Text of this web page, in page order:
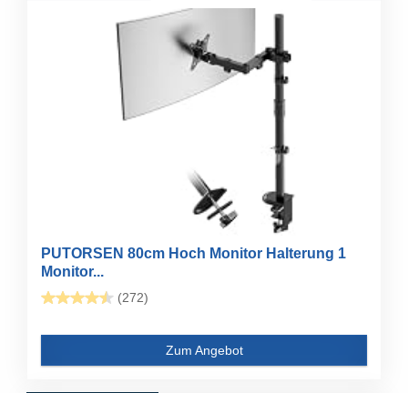
PUTORSEN 80cm Hoch Monitor Halterung 1
Monitor...
(272)
Zum Angebot